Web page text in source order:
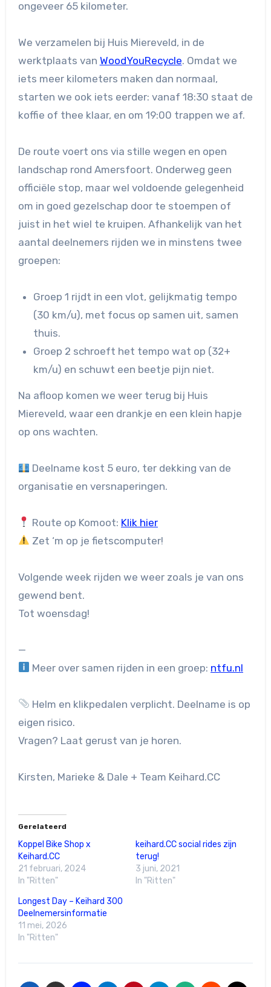
ongeveer 65 kilometer.
We verzamelen bij Huis Miereveld, in de
werktplaats van WoodYouRecycle. Omdat we
iets meer kilometers maken dan normaal,
starten we ook iets eerder: vanaf 18:30 staat de
koffie of thee klaar, en om 19:00 trappen we af.
De route voert ons via stille wegen en open
landschap rond Amersfoort. Onderweg geen
officiële stop, maar wel voldoende gelegenheid
om in goed gezelschap door te stoempen of
juist in het wiel te kruipen. Afhankelijk van het
aantal deelnemers rijden we in minstens twee
groepen:
Groep 1 rijdt in een vlot, gelijkmatig tempo
(30 km/u), met focus op samen uit, samen
thuis.
Groep 2 schroeft het tempo wat op (32+
km/u) en schuwt een beetje pijn niet.
Na afloop komen we weer terug bij Huis
Miereveld, waar een drankje en een klein hapje
op ons wachten.
Deelname kost 5 euro, ter dekking van de
organisatie en versnaperingen.
Route op Komoot: Klik hier
Zet ‘m op je fietscomputer!
Volgende week rijden we weer zoals je van ons
gewend bent.
Tot woensdag!
—
Meer over samen rijden in een groep: ntfu.nl
Helm en klikpedalen verplicht. Deelname is op
eigen risico.
Vragen? Laat gerust van je horen.
Kirsten, Marieke & Dale + Team Keihard.CC
Gerelateerd
Koppel Bike Shop x
Keihard.CC
21 februari, 2024
In "Ritten"
keihard.CC social rides zijn
terug!
3 juni, 2021
In "Ritten"
Longest Day – Keihard 300
Deelnemersinformatie
11 mei, 2026
In "Ritten"